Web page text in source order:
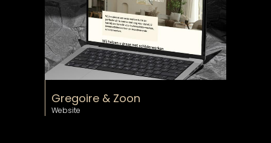
Gregoire & Zoon
Website